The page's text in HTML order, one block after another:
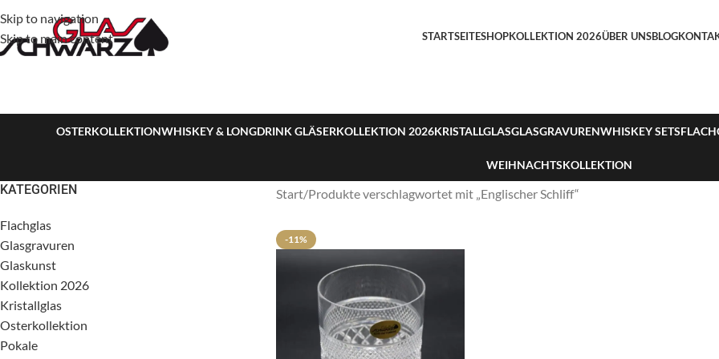
Skip to navigation
Skip to main content
STARTSEITESHOPKOLLEKTION 2026ÜBER UNSBLOG
OSTERKOLLEKTIONWHISKEY & LONGDRINK GLÄSERKOLLEKTION 2026KRISTALLGLASGLASGRAVURENWHISKEY SETS
WEIHNACHTSKOLLEKTION
KATEGORIEN
Flachglas
Glasgravuren
Glaskunst
Kollektion 2026
Kristallglas
Osterkollektion
Pokale
Start Produkte verschlagwortet mit „Englischer Schliff“
-11%